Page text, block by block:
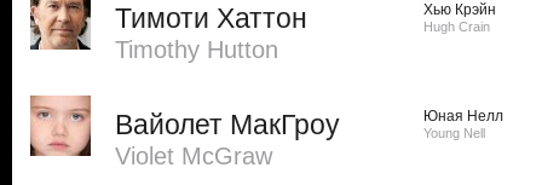
Тимоти Хаттон
Timothy Hutton
Хью Крэйн
Hugh Crain
Вайолет МакГроу
Violet McGraw
Юная Нелл
Young Nell